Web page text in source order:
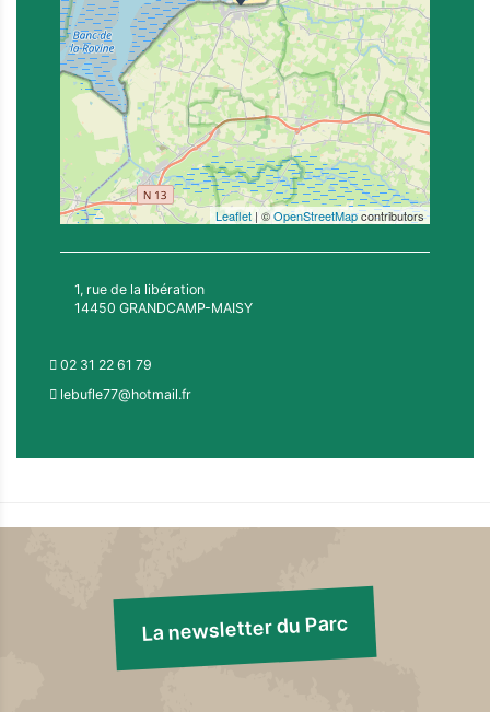
Leaflet | ©OpenStreetMapcontributors
1, rue de la libération
14450 GRANDCAMP-MAISY
02 31 22 61 79
lebufle77@hotmail.fr
La newsletter du Parc